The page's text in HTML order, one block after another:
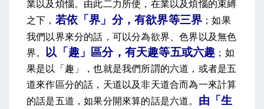
業以及煩惱。由此二力所使，在業以及煩惱的束縛
之下， 若依「界」分，有欲界等三界 ；如果
我們以界來分的話，可以分為欲界、色界以及無色
界。
以「趣」區分，有天趣等五或六趣 ；如
果是以「趣」，也就是我們所謂的六道，或者是五
道來作區分的話，天道以及非天道合而為一來計算
的話是五道，如果分開來算的話是六道。 由「生